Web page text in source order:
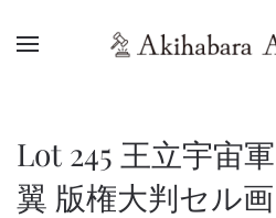
Lot 245 王立宇宙
翼 版権大判セル画